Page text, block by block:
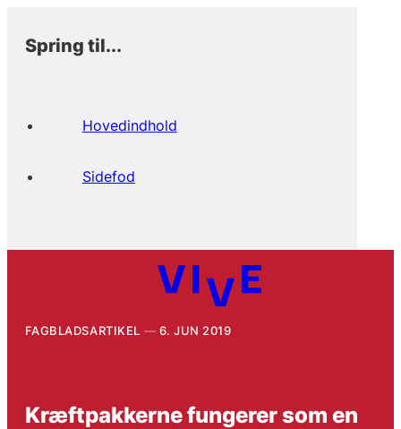
Spring til...
Hovedindhold
Sidefod
FAGBLADSARTIKEL 6. JUN 2019
Kræftpakkerne fungerer som en